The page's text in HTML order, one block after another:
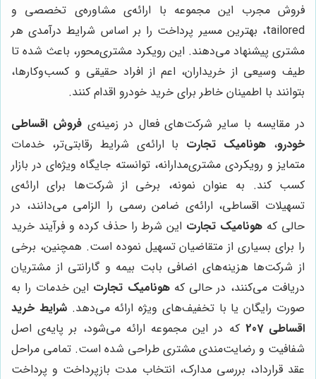
فروش مجرب این مجموعه با ارائه‌ی مشاوره‌ی تخصصی و
tailored، بهترین مسیر پرداخت را بر اساس شرایط درآمدی هر
مشتری پیشنهاد می‌دهند. این رویکرد مشتری‌محور، باعث شده تا
طیف وسیعی از خریداران، اعم از افراد حقیقی و کسب‌وکارها،
بتوانند با اطمینان خاطر برای خرید خودرو اقدام کنند.
در مقایسه با سایر شرکت‌های فعال در زمینه‌یفروش اقساطی
خودرو، هونامیک تجارت با ارائه‌ی شرایط رقابتی‌تر، خدمات
متمایز و رویکردی مشتری‌مدارانه، توانسته جایگاه ویژه‌ای در بازار
کسب کند. به عنوان نمونه، برخی از شرکت‌ها برای ارائه‌ی
تسهیلات اقساطی، ارائه‌ی ضامن رسمی را الزامی می‌دانند، در
حالی که هونامیک تجارت این شرط را حذف کرده و فرآیند خرید
را برای بسیاری از متقاضیان تسهیل نموده است. همچنین، برخی
از شرکت‌ها هزینه‌های اضافی بابت بیمه و گارانتی از مشتریان
دریافت می‌کنند، در حالی کههونامیک تجارت این خدمات را به
صورت رایگان یا با تخفیف‌های ویژه ارائه می‌دهد.شرایط خرید
اقساطی 207
که در این مجموعه ارائه می‌شود، بر پایه‌ی اصل
شفافیت و رضایت‌مندی مشتری طراحی شده است. تمامی مراحل
عقد قرارداد، بررسی مدارک، انتخاب مدت بازپرداخت و پرداخت